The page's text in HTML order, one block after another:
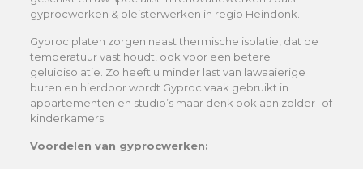
gyprocwerken & pleisterwerken in regio Heindonk.
Gyproc platen zorgen naast thermische isolatie, dat de
temperatuur vast houdt, ook voor een betere
geluidisolatie. Zo heeft u minder last van lawaaierige
buren en hierdoor wordt Gyproc vaak gebruikt in
appartementen en studio’s maar denk ook aan zolder- of
kinderkamers.
Voordelen van gyprocwerken: